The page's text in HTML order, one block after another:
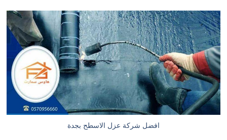
افضل شركة عزل الاسطح بجدة